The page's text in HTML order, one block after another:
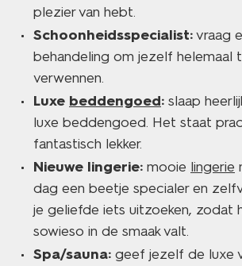
plezier van hebt.
Schoonheidsspecialist:vraag
behandeling om jezelf helemaal
verwennen.
Luxe beddengoed: slaap
luxe beddengoed. Het staat
fantastisch lekker.
Nieuwe lingerie: mooie lingerie
dag een beetje specialer en
je geliefde iets uitzoeken, zodat
sowieso in de smaak valt.
Spa/sauna: geef jezelf de luxe